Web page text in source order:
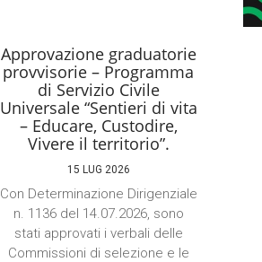
Approvazione graduatorie
provvisorie – Programma
di Servizio Civile
Universale “Sentieri di vita
– Educare, Custodire,
Vivere il territorio”.
15 LUG 2026
Con Determinazione Dirigenziale
n. 1136 del 14.07.2026, sono
stati approvati i verbali delle
Commissioni di selezione e le